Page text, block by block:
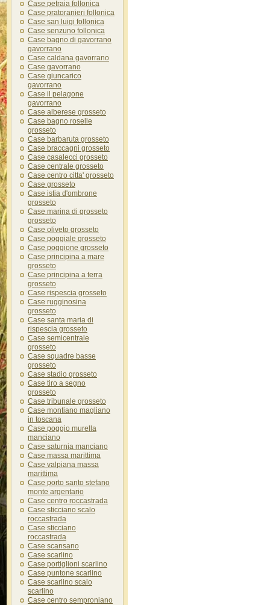
Case petraia follonica
Case pratoranieri follonica
Case san luigi follonica
Case senzuno follonica
Case bagno di gavorrano
gavorrano
Case caldana gavorrano
Case gavorrano
Case giuncarico
gavorrano
Case il pelagone
gavorrano
Case alberese grosseto
Case bagno roselle
grosseto
Case barbaruta grosseto
Case braccagni grosseto
Case casalecci grosseto
Case centrale grosseto
Case centro citta' grosseto
Case grosseto
Case istia d'ombrone
grosseto
Case marina di grosseto
grosseto
Case oliveto grosseto
Case poggiale grosseto
Case poggione grosseto
Case principina a mare
grosseto
Case principina a terra
grosseto
Case rispescia grosseto
Case rugginosina
grosseto
Case santa maria di
rispescia grosseto
Case semicentrale
grosseto
Case squadre basse
grosseto
Case stadio grosseto
Case tiro a segno
grosseto
Case tribunale grosseto
Case montiano magliano
in toscana
Case poggio murella
manciano
Case saturnia manciano
Case massa marittima
Case valpiana massa
marittima
Case porto santo stefano
monte argentario
Case centro roccastrada
Case sticciano scalo
roccastrada
Case sticciano
roccastrada
Case scansano
Case scarlino
Case portiglioni scarlino
Case puntone scarlino
Case scarlino scalo
scarlino
Case centro semproniano